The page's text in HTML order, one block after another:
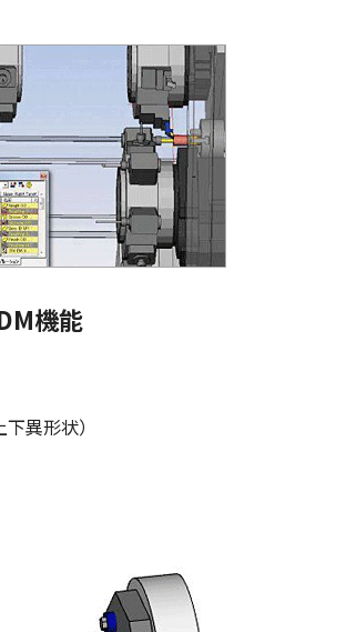
機能
異形状）